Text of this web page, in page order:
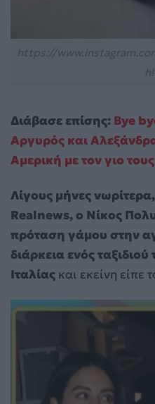
Διάβασε επίσης: Bye
Αργυρός και
Αμερική με τον γιο τους
Λίγους μήνες
Realnews, ο Νίκος
πρόταση γάμου στην
διάρκεια ενός
Ιταλίας και εκείνη είπε